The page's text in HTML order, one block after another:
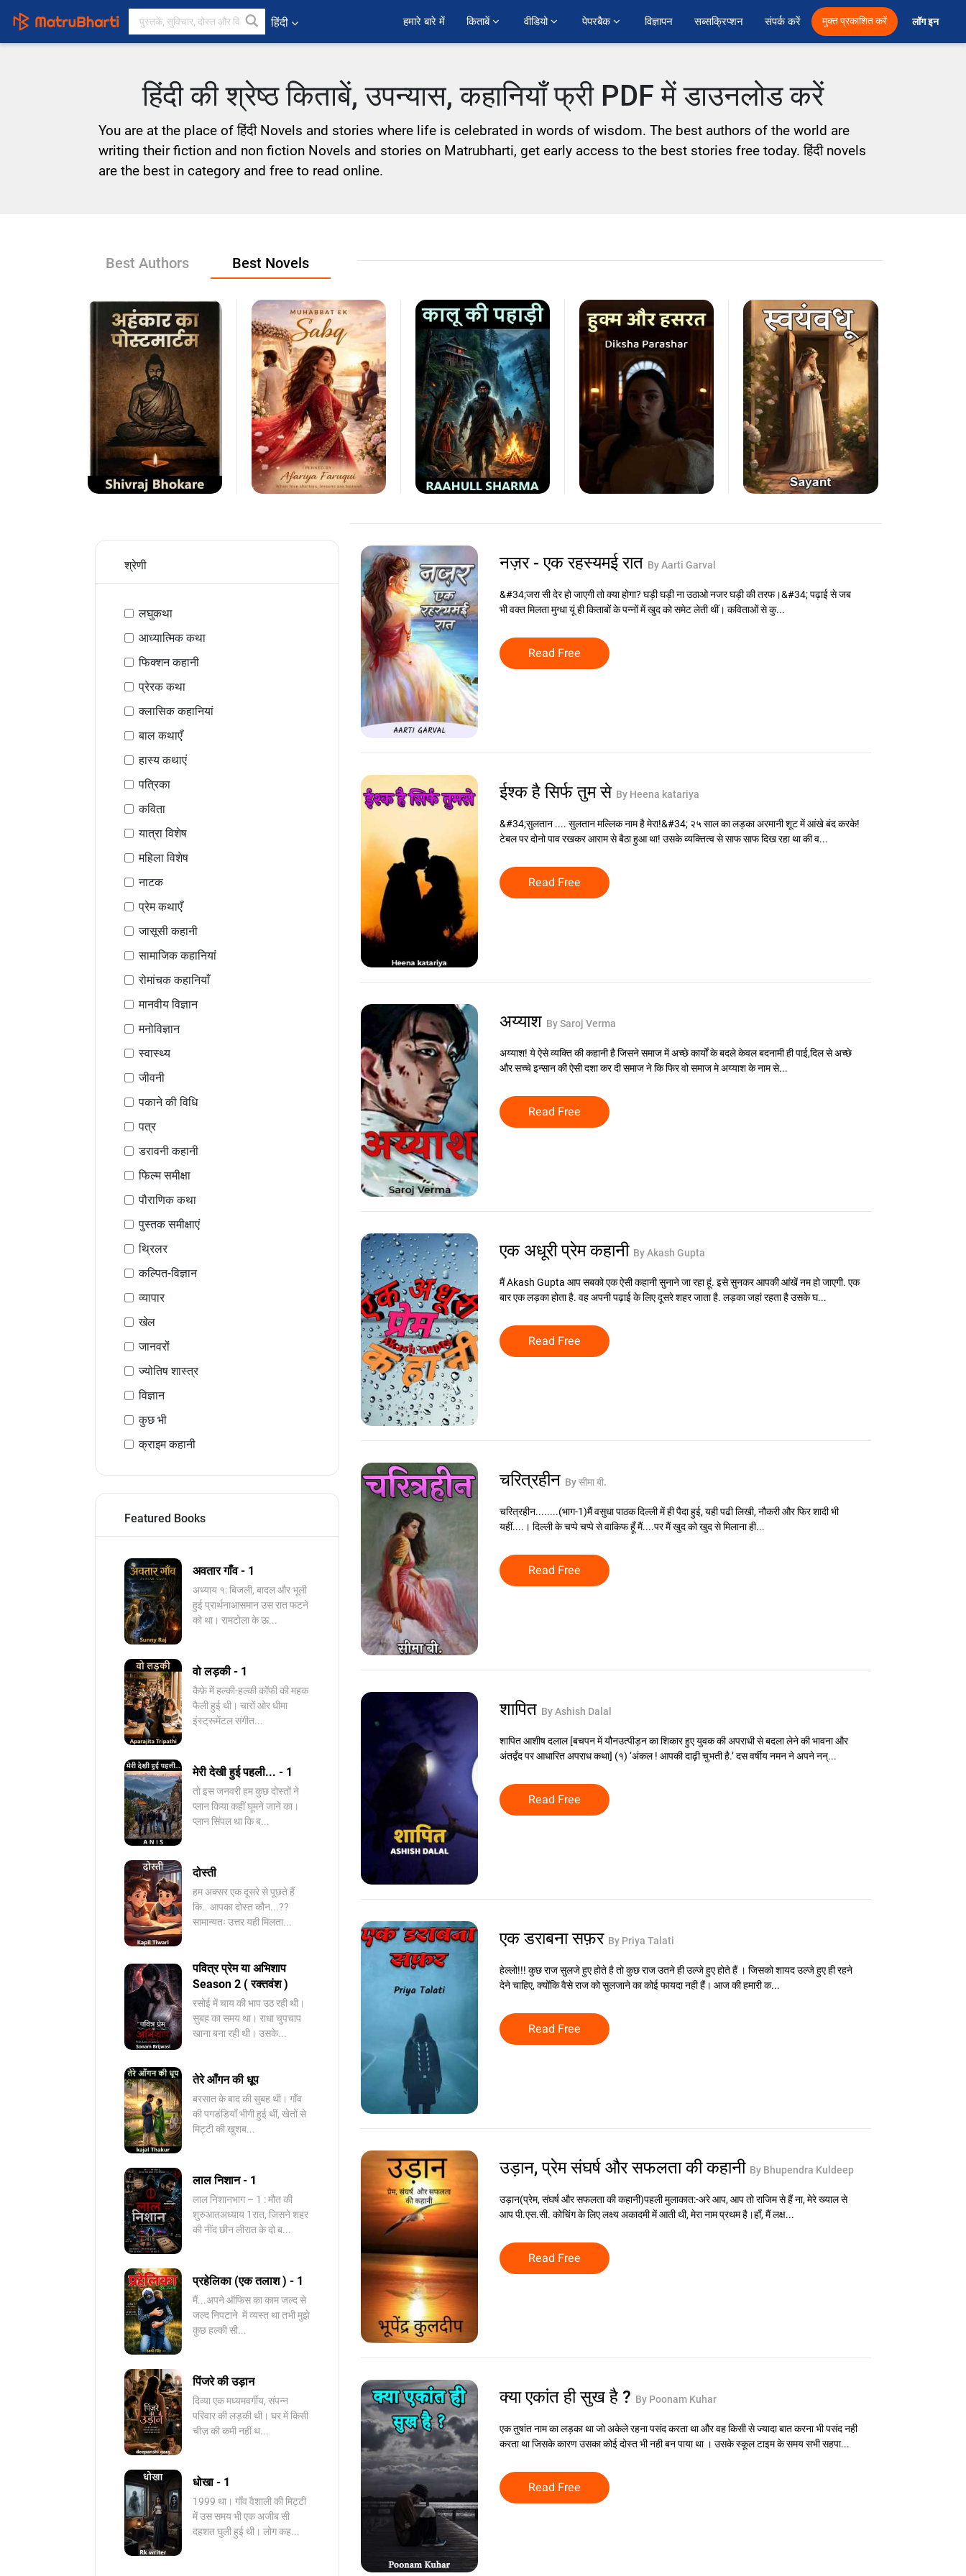
हिंदी हमारे बारे में किताबें वीडियो पेपरबैक विज्ञापन सब्सक्रिप्शन संपर्क करें मुक्त प्रकाशित करें लॉग इन
हिंदी की श्रेष्ठ किताबें, उपन्यास, कहानियाँ फ्री PDF में डाउनलोड करें
You are at the place of हिंदी Novels and stories where life is celebrated in words of wisdom. The best authors of the world are
writing their fiction and non fiction Novels and stories on Matrubharti, get early access to the best stories free today. हिंदी novels
are the best in category and free to read online.
Best Authors Best Novels
श्रेणी
लघुकथा
आध्यात्मिक कथा
फिक्शन कहानी
प्रेरक कथा
क्लासिक कहानियां
बाल कथाएँ
हास्य कथाएं
पत्रिका
कविता
यात्रा विशेष
महिला विशेष
नाटक
प्रेम कथाएँ
जासूसी कहानी
सामाजिक कहानियां
रोमांचक कहानियाँ
मानवीय विज्ञान
मनोविज्ञान
स्वास्थ्य
जीवनी
पकाने की विधि
पत्र
डरावनी कहानी
फिल्म समीक्षा
पौराणिक कथा
पुस्तक समीक्षाएं
थ्रिलर
कल्पित-विज्ञान
व्यापार
खेल
जानवरों
ज्योतिष शास्त्र
विज्ञान
कुछ भी
क्राइम कहानी
Featured Books
अवतार गाँव - 1
अध्याय १: बिजली, बादल और भूली
हुई प्रार्थनाआसमान उस रात फटने
को था। रामटोला के ऊ...
वो लड़की - 1
कैफ़े में हल्की-हल्की कॉफी की महक
फैली हुई थी। चारों ओर धीमा
इंस्ट्रूमेंटल संगीत...
मेरी देखी हुई पहली... - 1
तो इस जनवरी हम कुछ दोस्तों ने
प्लान किया कहीं घूमने जाने का।
प्लान सिंपल था कि ब...
दोस्ती
हम अक्सर एक दूसरे से पूछते हैं
कि.. आपका दोस्त कौन...??
सामान्यतः उत्तर यही मिलता...
पवित्र प्रेम या अभिशाप
Season 2 ( रक्तवंश )
रसोई में चाय की भाप उठ रही थी।
सुबह का समय था। राधा चुपचाप
खाना बना रही थी। उसके...
तेरे आँगन की धूप
बरसात के बाद की सुबह थी। गाँव
की पगडंडियाँ भीगी हुई थीं, खेतों से
मिट्टी की खुशब...
लाल निशान - 1
लाल निशानभाग – 1 : मौत की
शुरुआतअध्याय 1रात, जिसने शहर
की नींद छीन लीरात के दो ब...
प्रहेलिका (एक तलाश ) - 1
मैं...अपने ऑफिस का काम जल्द से
जल्द निपटाने में व्यस्त था तभी मुझे
कुछ हल्की सी...
पिंजरे की उड़ान
दिव्या एक मध्यमवर्गीय, संपन्न
परिवार की लड़की थी। घर में किसी
चीज़ की कमी नहीं थ...
धोखा - 1
1999 था। गाँव वैशाली की मिट्टी
में उस समय भी एक अजीब सी
दहशत घुली हुई थी। लोग कह...
नज़र - एक रहस्यमई रात By Aarti Garval
&#34;जरा सी देर हो जाएगी तो क्या होगा? घड़ी घड़ी ना उठाओ नजर घड़ी की तरफ।&#34; पढ़ाई से जब
भी वक्त मिलता मुग्धा यूं ही किताबों के पन्नों में खुद को समेट लेती थीं। कविताओं से कु...
Read Free
ईश्क है सिर्फ तुम से By Heena katariya
&#34;सुलतान .... सुलतान मल्लिक नाम है मेरा!&#34; २५ साल का लड़का अरमानी शूट में आंखे बंद करके!
टेबल पर दोनो पाव रखकर आराम से बैठा हुआ था! उसके व्यक्तित्व से साफ साफ दिख रहा था की व...
Read Free
अय्याश By Saroj Verma
अय्याश! ये ऐसे व्यक्ति की कहानी है जिसने समाज में अच्छे कार्यों के बदले केवल बदनामी ही पाई,दिल से अच्छे
और सच्चे इन्सान की ऐसी दशा कर दी समाज ने कि फिर वो समाज मे अय्याश के नाम से...
Read Free
एक अधूरी प्रेम कहानी By Akash Gupta
मैं Akash Gupta आप सबको एक ऐसी कहानी सुनाने जा रहा हूं. इसे सुनकर आपकी आंखें नम हो जाएगी. एक
बार एक लड़का होता है. वह अपनी पढ़ाई के लिए दूसरे शहर जाता है. लड़का जहां रहता है उसके घ...
Read Free
चरित्रहीन By सीमा बी.
चरित्रहीन........(भाग-1)मैं वसुधा पाठक दिल्ली में ही पैदा हुई, यही पढी लिखी, नौकरी और फिर शादी भी
यहीं....। दिल्ली के चप्पे चप्पे से वाकिफ हूँ मैं....पर मैं खुद को खुद से मिलाना ही...
Read Free
शापित By Ashish Dalal
शापित आशीष दलाल [बचपन में यौनउत्पीड़न का शिकार हुए युवक की अपराधी से बदला लेने की भावना और
अंतर्द्वंद पर आधारित अपराध कथा] (१) ‘अंकल ! आपकी दाढ़ी चुभती है.’ दस वर्षीय नमन ने अपने नन्...
Read Free
एक डराबना सफ़र By Priya Talati
हेल्लो!!! कुछ राज सुलजे हुए होते है तो कुछ राज उतने ही उल्जे हुए होते हैं । जिसको शायद उल्जे हुए ही रहने
देने चाहिए, क्योंकि वैसे राज को सुलजाने का कोई फायदा नही हैं। आज की हमारी क...
Read Free
उड़ान, प्रेम संघर्ष और सफलता की कहानी By Bhupendra Kuldeep
उड़ान(प्रेम, संघर्ष और सफलता की कहानी)पहली मुलाकात:-अरे आप, आप तो राजिम से हैं ना, मेरे ख्याल से
आप पी.एस.सी. कोचिंग के लिए लक्ष्य अकादमी में आती थी, मेरा नाम प्रथम है।हाँ, मैं लक्ष...
Read Free
क्या एकांत ही सुख है ? By Poonam Kuhar
एक तुषांत नाम का लड़का था जो अकेले रहना पसंद करता था और वह किसी से ज्यादा बात करना भी पसंद नही
करता था जिसके कारण उसका कोई दोस्त भी नही बन पाया था । उसके स्कूल टाइम के समय सभी सहपा...
Read Free